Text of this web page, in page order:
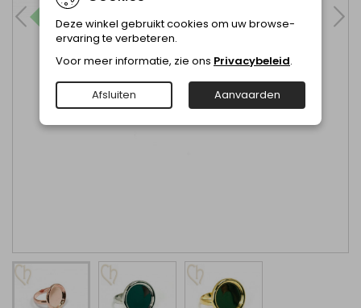
Deze winkel gebruikt cookies om uw browse-
ervaring te verbeteren.
Voor meer informatie, zie ons Privacybeleid.
Afsluiten Aanvaarden